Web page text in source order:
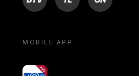
MOBILE APP
yoU@B